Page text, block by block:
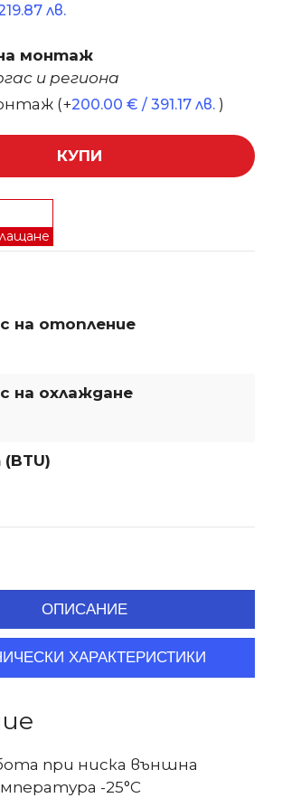
лв.
монтаж
и региона
(+200.00 € / 391.17 лв. )
КУПИ
на отопление
на охлаждане
ОПИСАНИЕ
ХАРАКТЕРИСТИКИ
при ниска външна
-25°С